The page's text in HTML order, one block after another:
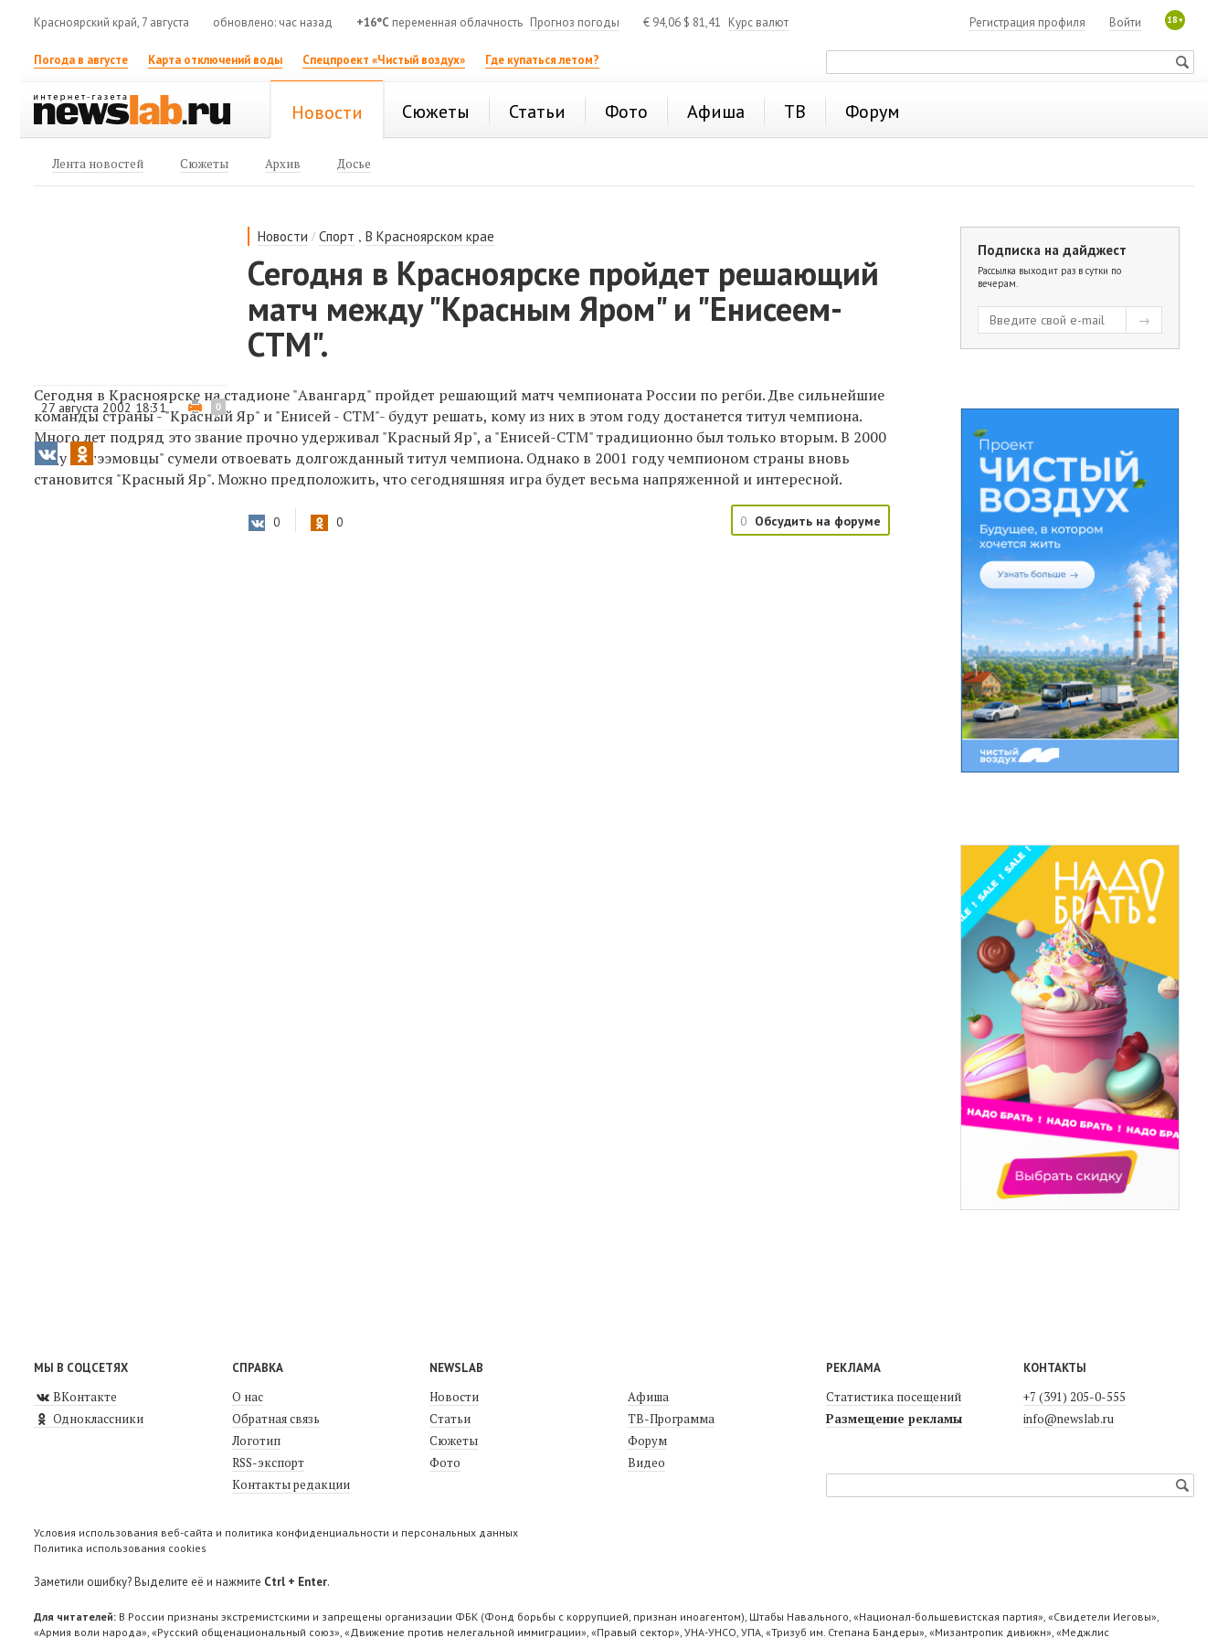
Красноярский край, 7 августа обновлено: час назад +16°C переменная облачность Прогноз погоды € 94,06 $ 81,41 Курс валют 18+
Войти
Регистрация профиля
Погода в августе Карта отключений воды Спецпроект «Чистый воздух» Где купаться летом?
Новости Сюжеты Статьи Фото Афиша ТВ Форум
Лента новостей Сюжеты Архив Досье
Новости /Спорт ,В Красноярском крае
Сегодня в Красноярске пройдет решающий
матч между "Красным Яром" и "Енисеем-
СТМ".
27 августа 2002 18:31 0
Сегодня в Красноярске на стадионе "Авангард" пройдет решающий матч чемпионата России по регби. Две сильнейшие
команды страны - "Красный Яр" и "Енисей - СТМ"- будут решать, кому из них в этом году достанется титул чемпиона.
Много лет подряд это звание прочно удерживал "Красный Яр", а "Енисей-СТМ" традиционно был только вторым. В 2000
году "эстээмовцы" сумели отвоевать долгожданный титул чемпиона. Однако в 2001 году чемпионом страны вновь
становится "Красный Яр". Можно предположить, что сегодняшняя игра будет весьма напряженной и интересной.
0 0 0 Обсудить на форуме
Подписка на дайджест
Рассылка выходит раз в сутки по
вечерам.
МЫ В СОЦСЕТЯХ
ВКонтакте
Одноклассники
СПРАВКА
О нас
Обратная связь
Логотип
RSS-экспорт
Контакты редакции
NEWSLAB
Новости
Статьи
Сюжеты
Фото
Афиша
ТВ-Программа
Форум
Видео
РЕКЛАМА
Статистика посещений
Размещение рекламы
КОНТАКТЫ
+7 (391) 205-0-555
info@newslab.ru
Условия использования веб-сайта и политика конфиденциальности и персональных данных
Политика использования cookies
Заметили ошибку? Выделите её и нажмите Ctrl + Enter.
Для читателей: В России признаны экстремистскими и запрещены организации ФБК (Фонд борьбы с коррупцией, признан иноагентом), Штабы Навального, «Национал-большевистская партия», «Свидетели Иеговы»,
«Армия воли народа», «Русский общенациональный союз», «Движение против нелегальной иммиграции», «Правый сектор», УНА-УНСО, УПА, «Тризуб им. Степана Бандеры», «Мизантропик дивижн», «Меджлис